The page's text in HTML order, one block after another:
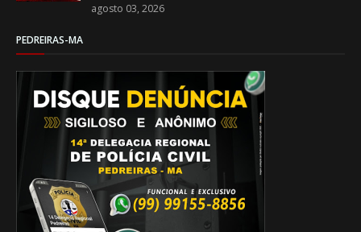
agosto 03, 2026
PEDREIRAS-MA